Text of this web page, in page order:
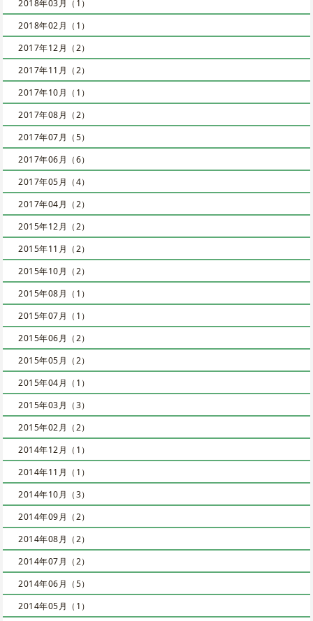
2018年03月（1）
2018年02月（1）
2017年12月（2）
2017年11月（2）
2017年10月（1）
2017年08月（2）
2017年07月（5）
2017年06月（6）
2017年05月（4）
2017年04月（2）
2015年12月（2）
2015年11月（2）
2015年10月（2）
2015年08月（1）
2015年07月（1）
2015年06月（2）
2015年05月（2）
2015年04月（1）
2015年03月（3）
2015年02月（2）
2014年12月（1）
2014年11月（1）
2014年10月（3）
2014年09月（2）
2014年08月（2）
2014年07月（2）
2014年06月（5）
2014年05月（1）